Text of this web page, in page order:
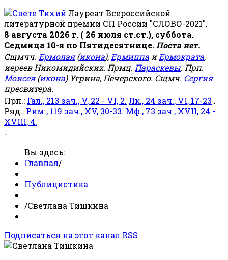
Лауреат Всероссийской
литературной премии СП России "СЛОВО-2021".
8 августа 2026 г. ( 26 июля ст.ст.), суббота.
Седмица 10-я по Пятидесятнице. Поста нет.
Сщмчч. Ермолая(икона), Ермиппа иЕрмократа,
иереев Никомидийских. Прмц. Параскевы. Прп.
Моисея(икона) Угрина, Печерского. Сщмч. Сергия
пресвитера.
Прп.: Гал., 213 зач., V, 22 - VI, 2. Лк., 24 зач., VI, 17-23 .
Ряд.: Рим., 119 зач., XV, 30-33. Мф., 73 зач., XVII, 24 -
XVIII, 4.
-
Вы здесь:
Главная/
Публицистика
/Светлана Тишкина
Подписаться на этот канал RSS